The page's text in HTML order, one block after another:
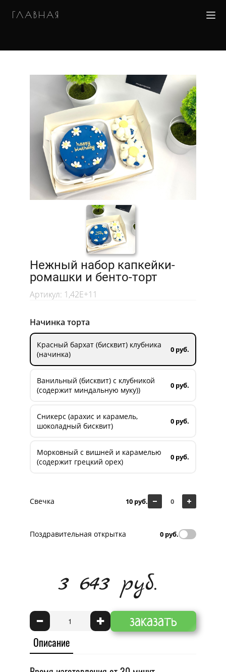
ГЛАВНАЯ
Нежный набор капкейки-
ромашки и бенто-торт
Артикул: 1,42E+11
3 643 руб.
заказать
- +
Начинка торта
Красный бархат (бисквит) клубника
(начинка)
0 руб.
Ванильный (бисквит) с клубникой
(содержит миндальную муку))
0 руб.
Сникерс (арахис и карамель,
шоколадный бисквит)
0 руб.
Морковный с вишней и карамелью
(содержит грецкий орех)
0 руб.
Свечка 10 руб.
Поздравительная открытка 0 руб.
Описание